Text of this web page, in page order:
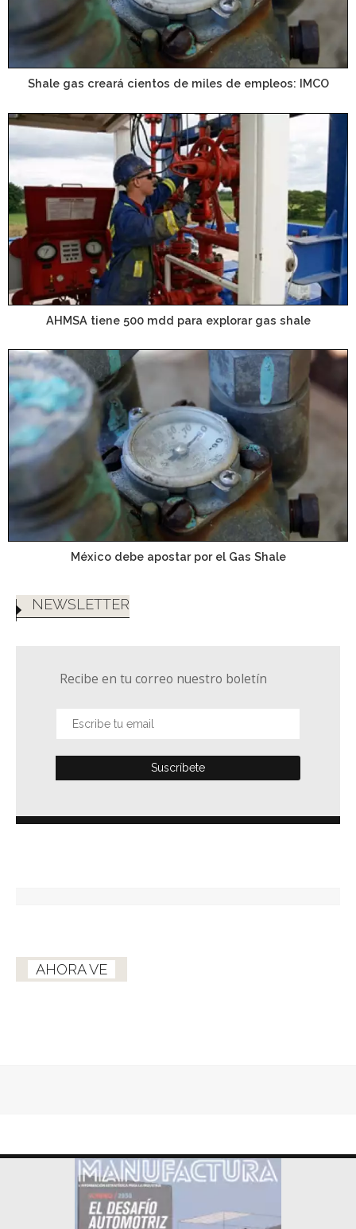
Shale gas creará cientos de miles de empleos: IMCO
AHMSA tiene 500 mdd para explorar gas shale
México debe apostar por el Gas Shale
NEWSLETTER
Recibe en tu correo nuestro boletín
AHORA VE